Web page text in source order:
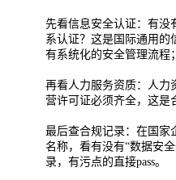
先看信息安全认证：有没
系认证？这是国际通用的
有系统化的安全管理流程；
再看人力服务资质：人力
营许可证必须齐全，这是
最后查合规记录：在国家
名称，看有没有“数据安
录，有污点的直接pass。